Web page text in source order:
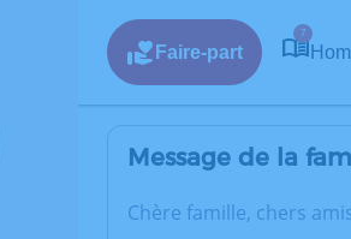
Faire-part
7
Message de la
Chère famille, chers